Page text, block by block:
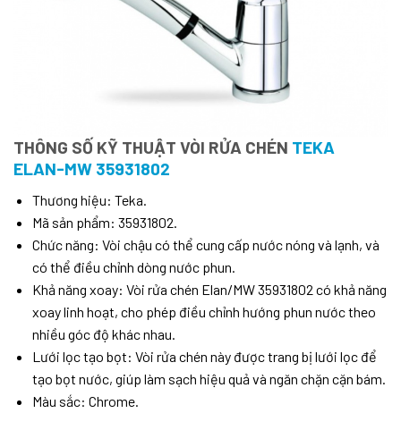
THÔNG SỐ KỸ THUẬT VÒI RỬA CHÉN TEKA
ELAN-MW 35931802
Thương hiệu: Teka.
Mã sản phẩm: 35931802.
Chức năng: Vòi chậu có thể cung cấp nước nóng và lạnh, và
có thể điều chỉnh dòng nước phun.
Khả năng xoay: Vòi rửa chén Elan/MW 35931802 có khả năng
xoay linh hoạt, cho phép điều chỉnh hướng phun nước theo
nhiều góc độ khác nhau.
Lưới lọc tạo bọt: Vòi rửa chén này được trang bị lưới lọc để
tạo bọt nước, giúp làm sạch hiệu quả và ngăn chặn cặn bám.
Màu sắc: Chrome.